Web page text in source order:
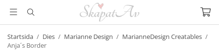
Startsida / Dies / Marianne Design / MarianneDesign Creatables /
Anja´s Border